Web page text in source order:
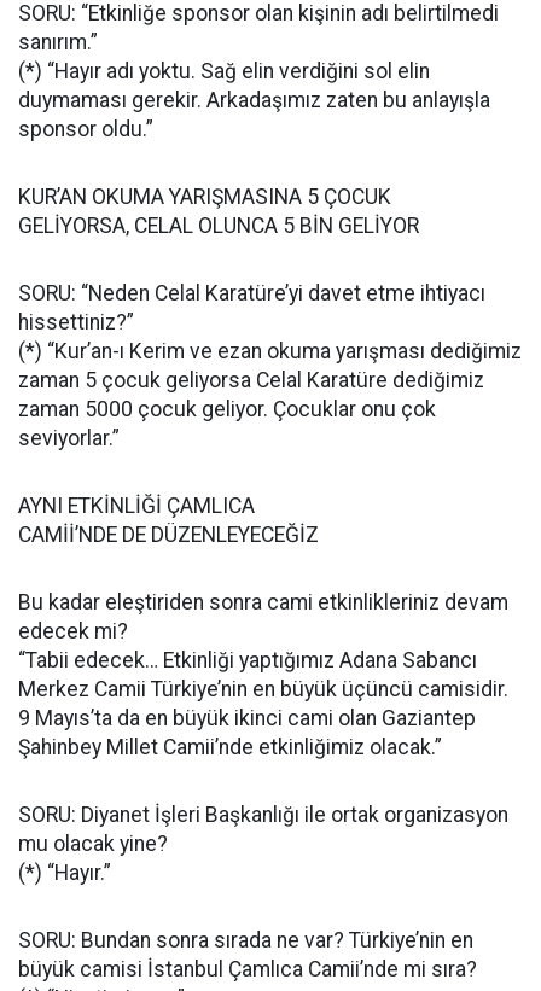
SORU: “Etkinliğe sponsor olan kişinin adı belirtilmedi
sanırım.”
(*) “Hayır adı yoktu. Sağ elin verdiğini sol elin
duymaması gerekir. Arkadaşımız zaten bu anlayışla
sponsor oldu.”
KUR’AN OKUMA YARIŞMASINA 5 ÇOCUK
GELİYORSA, CELAL OLUNCA 5 BİN GELİYOR
SORU: “Neden Celal Karatüre’yi davet etme ihtiyacı
hissettiniz?”
(*) “Kur’an-ı Kerim ve ezan okuma yarışması dediğimiz
zaman 5 çocuk geliyorsa Celal Karatüre dediğimiz
zaman 5000 çocuk geliyor. Çocuklar onu çok
seviyorlar.”
AYNI ETKİNLİĞİ ÇAMLICA
CAMİİ’NDE DE DÜZENLEYECEĞİZ
Bu kadar eleştiriden sonra cami etkinlikleriniz devam
edecek mi?
“Tabii edecek… Etkinliği yaptığımız Adana Sabancı
Merkez Camii Türkiye’nin en büyük üçüncü camisidir.
9 Mayıs’ta da en büyük ikinci cami olan Gaziantep
Şahinbey Millet Camii’nde etkinliğimiz olacak.”
SORU: Diyanet İşleri Başkanlığı ile ortak organizasyon
mu olacak yine?
(*) “Hayır.”
SORU: Bundan sonra sırada ne var? Türkiye’nin en
büyük camisi İstanbul Çamlıca Camii’nde mi sıra?